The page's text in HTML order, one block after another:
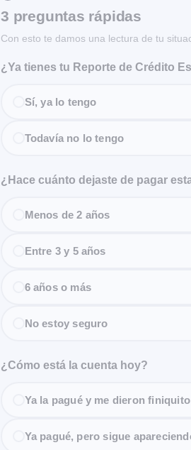
3 preguntas rápidas
Con esto te damos una lectura de tu
¿Ya tienes tu Reporte de Crédito
Sí, ya lo tengo
Todavía no lo tengo
¿Hace cuánto dejaste de pagar
Menos de 2 años
Entre 3 y 5 años
6 años o más
No estoy seguro
¿Cómo está la cuenta hoy?
Ya la pagué y me dieron finiquito
Ya pagué, pero sigue